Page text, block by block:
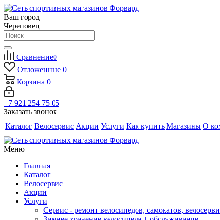
Ваш город
Череповец
Сравнение0
Отложенные 0
Корзина 0
+7 921 254 75 05
Заказать звонок
Каталог Велосервис Акции Услуги Как купить Магазины О
Меню
Главная
Каталог
Велосервис
Акции
Услуги
Сервис - ремонт велосипедов, самокатов,